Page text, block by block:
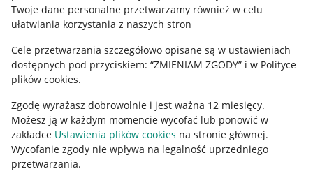
Twoje dane personalne przetwarzamy również w celu
ułatwiania korzystania z naszych stron
Cele przetwarzania szczegółowo opisane są w ustawieniach
dostępnych pod przyciskiem: “ZMIENIAM ZGODY” i w Polityce
plików cookies.
Zgodę wyrażasz dobrowolnie i jest ważna 12 miesięcy.
Możesz ją w każdym momencie wycofać lub ponowić w
zakładce Ustawienia plików cookies na stronie głównej.
Wycofanie zgody nie wpływa na legalność uprzedniego
przetwarzania.
Ustawienia plików "cookies"
Udostępnianie lokalizacji
Informacje dla Aktu o Usługach Cyfrowych
Pobierz aplikację